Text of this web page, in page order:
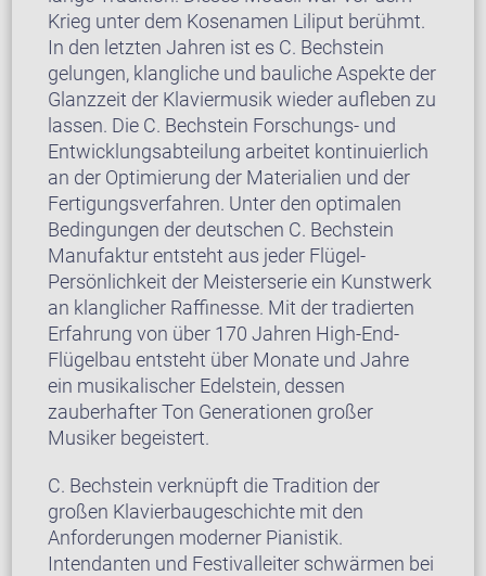
Krieg unter dem Kosenamen Liliput berühmt.
In den letzten Jahren ist es C. Bechstein
gelungen, klangliche und bauliche Aspekte der
Glanzzeit der Klaviermusik wieder aufleben zu
lassen. Die C. Bechstein Forschungs- und
Entwicklungsabteilung arbeitet kontinuierlich
an der Optimierung der Materialien und der
Fertigungsverfahren. Unter den optimalen
Bedingungen der deutschen C. Bechstein
Manufaktur entsteht aus jeder Flügel-
Persönlichkeit der Meisterserie ein Kunstwerk
an klanglicher Raffinesse. Mit der tradierten
Erfahrung von über 170 Jahren High-End-
Flügelbau entsteht über Monate und Jahre
ein musikalischer Edelstein, dessen
zauberhafter Ton Generationen großer
Musiker begeistert.
C. Bechstein verknüpft die Tradition der
großen Klavierbaugeschichte mit den
Anforderungen moderner Pianistik.
Intendanten und Festivalleiter schwärmen bei